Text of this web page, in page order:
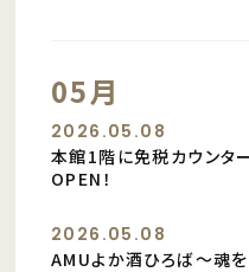
05月
2026.05.08
本館1階に免税カウンタ
OPEN！
2026.05.08
AMUよか酒ひろば～魂